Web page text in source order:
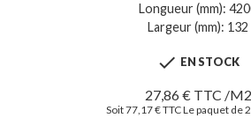
Longueur (mm):
Largeur (mm): 132
 EN STOCK
27,86 € TTC /M2
Soit 77,17 € TTC Le paquet de